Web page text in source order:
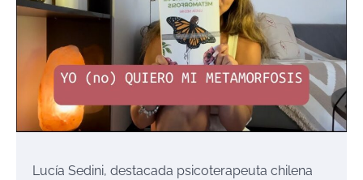
Lucía Sedini, destacada psicoterapeuta chilena